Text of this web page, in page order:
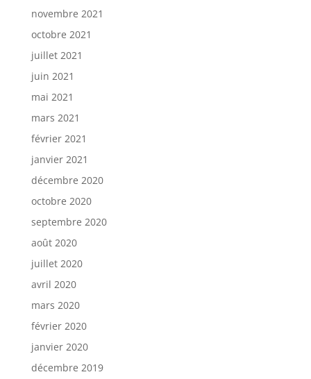
novembre 2021
octobre 2021
juillet 2021
juin 2021
mai 2021
mars 2021
février 2021
janvier 2021
décembre 2020
octobre 2020
septembre 2020
août 2020
juillet 2020
avril 2020
mars 2020
février 2020
janvier 2020
décembre 2019